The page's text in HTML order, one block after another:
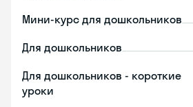
Мини-курс для дошкольников
Для дошкольников
Для дошкольников - короткие
уроки